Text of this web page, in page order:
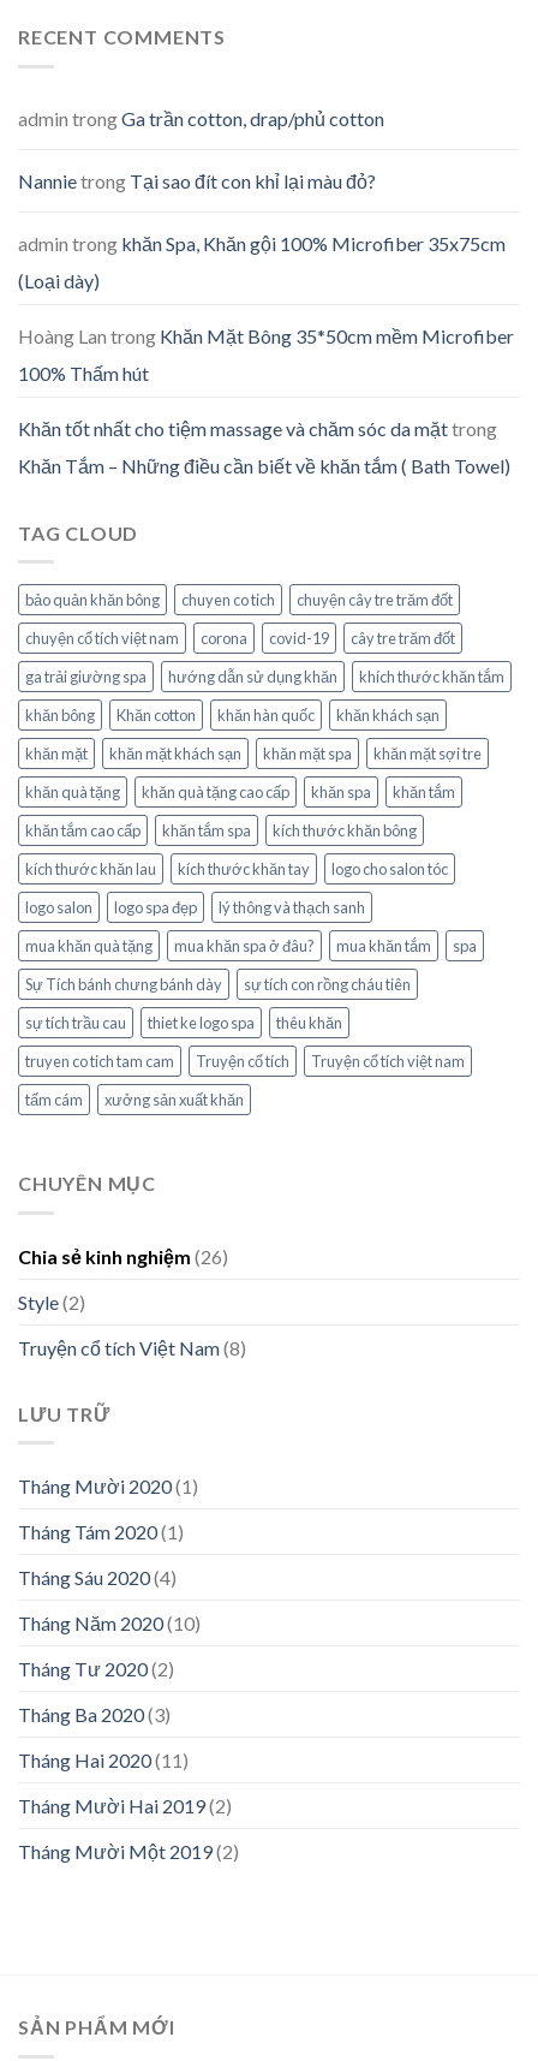
RECENT COMMENTS
admin trongGa trần cotton, drap/phủ cotton
Nannietrong Tại sao đít con khỉ lại màu đỏ?
admin trong khăn Spa, Khăn gội 100% Microfiber 35x75cm
(Loại dày)
Hoàng Lan trong Khăn Mặt Bông 35*50cm mềm Microfiber
100% Thấm hút
Khăn tốt nhất cho tiệm massage và chăm sóc da mặttrong
Khăn Tắm – Những điều cần biết về khăn tắm ( Bath Towel)
TAG CLOUD
bảo quản khăn bông chuyen co tich
chuyện cây tre trăm đốt
chuyện cổ tích việt nam
corona covid-19
cây tre trăm đốt
ga trải giường spa
hướng dẫn sử dụng khăn
khích thước khăn tắm
khăn bông
Khăn cotton khăn hàn quốc
khăn khách sạn
khăn mặt
khăn mặt khách sạn khăn mặt spa
khăn mặt sợi tre
khăn quà tặng
khăn quà tặng cao cấp khăn spa
khăn tắm
khăn tắm cao cấp
khăn tắm spa
kích thước khăn bông
kích thước khăn lau
kích thước khăn tay
logo cho salon tóc
logo salon
logo spa đẹp
lý thông và thạch sanh
mua khăn quà tặng
mua khăn spa ở đâu? mua khăn tắm
spa
Sự Tích bánh chưng bánh dày
sự tích con rồng cháu tiên
sự tích trầu cau
thiet ke logo spa
thêu khăn
truyen co tich tam cam
Truyện cổ tích
Truyện cổ tích việt nam
tấm cám
xưởng sản xuất khăn
CHUYÊN MỤC
Chia sẻ kinh nghiệm (26)
Style(2)
Truyện cổ tích Việt Nam(8)
LƯU TRỮ
Tháng Mười 2020(1)
Tháng Tám 2020(1)
Tháng Sáu 2020(4)
Tháng Năm 2020(10)
Tháng Tư 2020(2)
Tháng Ba 2020(3)
Tháng Hai 2020(11)
Tháng Mười Hai 2019(2)
Tháng Mười Một 2019(2)
SẢN PHẨM MỚI